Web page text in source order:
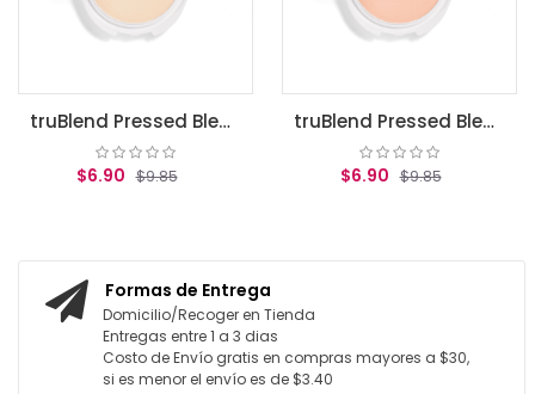
truBlend Pressed Blendable Powder, Translucent Fair / polvos translucidos covergirl
$9.85
truBlend Pressed Blendable Powder, Translucent Light .39 oz (11 g)
$9.85
Formas de Entrega
Domicilio/Recoger en Tienda
Entregas entre 1 a 3 dias
Costo de Envío gratis en compras mayores a $30,
si es menor el envío es de $3.40